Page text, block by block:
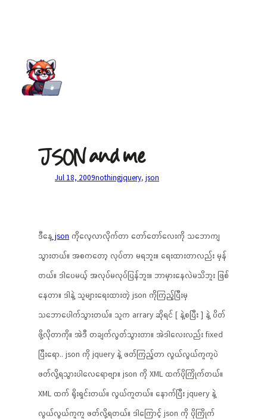
JSON and me
Jul 18, 2009nothingjquery, json
ဒီနေ့ json ကိုလေ့လာလိုက်တာ တော်တော်လေးကို သဘောကျ
သွားတယ်။ အစကတော့ လုပ်တာ မရဘူး။ ရေးထားတာလည်း မှန်
တယ်။ ဒါပေမယ့် အလုပ်မလုပ်ပြန်ဘူး။ ဘာမှားနေလဲမသိဘူး ဖြစ်
နေတာ။ ဒါနဲ့ သူများရေးထားတဲ့ json ကိုကြည့်ပြီးမှ
သဘောပေါက်သွားတယ်။ သူက arrary ဆိုရင် [ နဲ့စပြီး ] နဲ့ ပိတ်
ဖို့လိုတာကို။ အဲဒီ တချက်လွတ်သွားတာ။ အဲဒါလေးလည်း fixed
ပြီးရော.. json ကို jquery နဲ့ ဖတ်ကြည့်တာ လွယ်လွယ်ကူကူပဲ
ဖတ်လို့ရသွားပါလေရောဗျာ။ json ကို XML ထက်ပိုကြိုက်တယ်။
XML ထက် ရိုးရှင်းတယ်။ လွယ်ကူတယ်။ နောက်ပြီး jquery နဲ့
လွယ်လွယ်ကူကူ ဖတ်လို့ရတယ်။ ဒါကြောင့် json ကို ပိုကြိုက်